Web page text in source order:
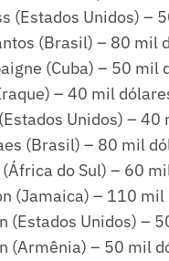
(Estados Unidos) –
(Brasil) – 80 mil
(Cuba) – 50 mil
– 40 mil
Unidos) – 40
(Brasil) – 80 mil
do Sul) – 60
(Jamaica) – 110 mil
(Estados Unidos) –
(Armênia) – 50 mil